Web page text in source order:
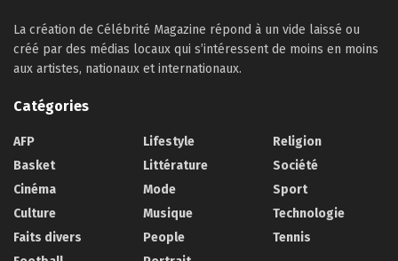
La création de Célébrité Magazine répond à un vide laissé ou
créé par des médias locaux qui s’intéressent de moins en moins
aux artistes, nationaux et internationaux.
Catégories
AFP
Basket
Cinéma
Culture
Faits divers
Lifestyle
Littérature
Mode
Musique
People
Religion
Société
Sport
Technologie
Tennis